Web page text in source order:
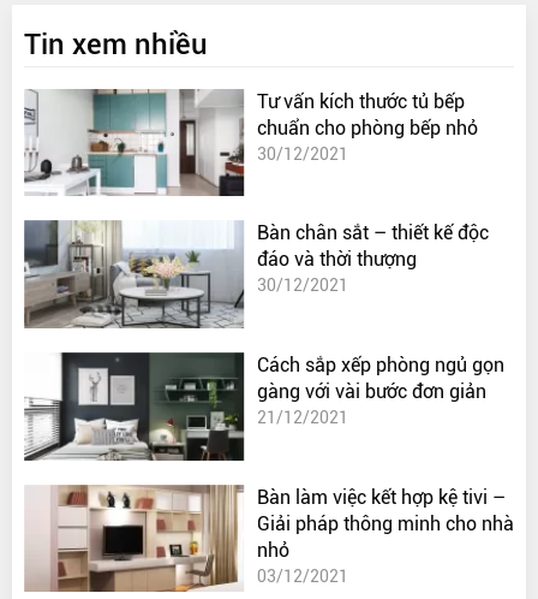
Tin xem nhiều
Tư vấn kích thước tủ bếp
chuẩn cho phòng bếp nhỏ
30/12/2021
Bàn chân sắt – thiết kế độc
đáo và thời thượng
30/12/2021
Cách sắp xếp phòng ngủ gọn
gàng với vài bước đơn giản
21/12/2021
Bàn làm việc kết hợp kệ tivi –
Giải pháp thông minh cho nhà
nhỏ
03/12/2021